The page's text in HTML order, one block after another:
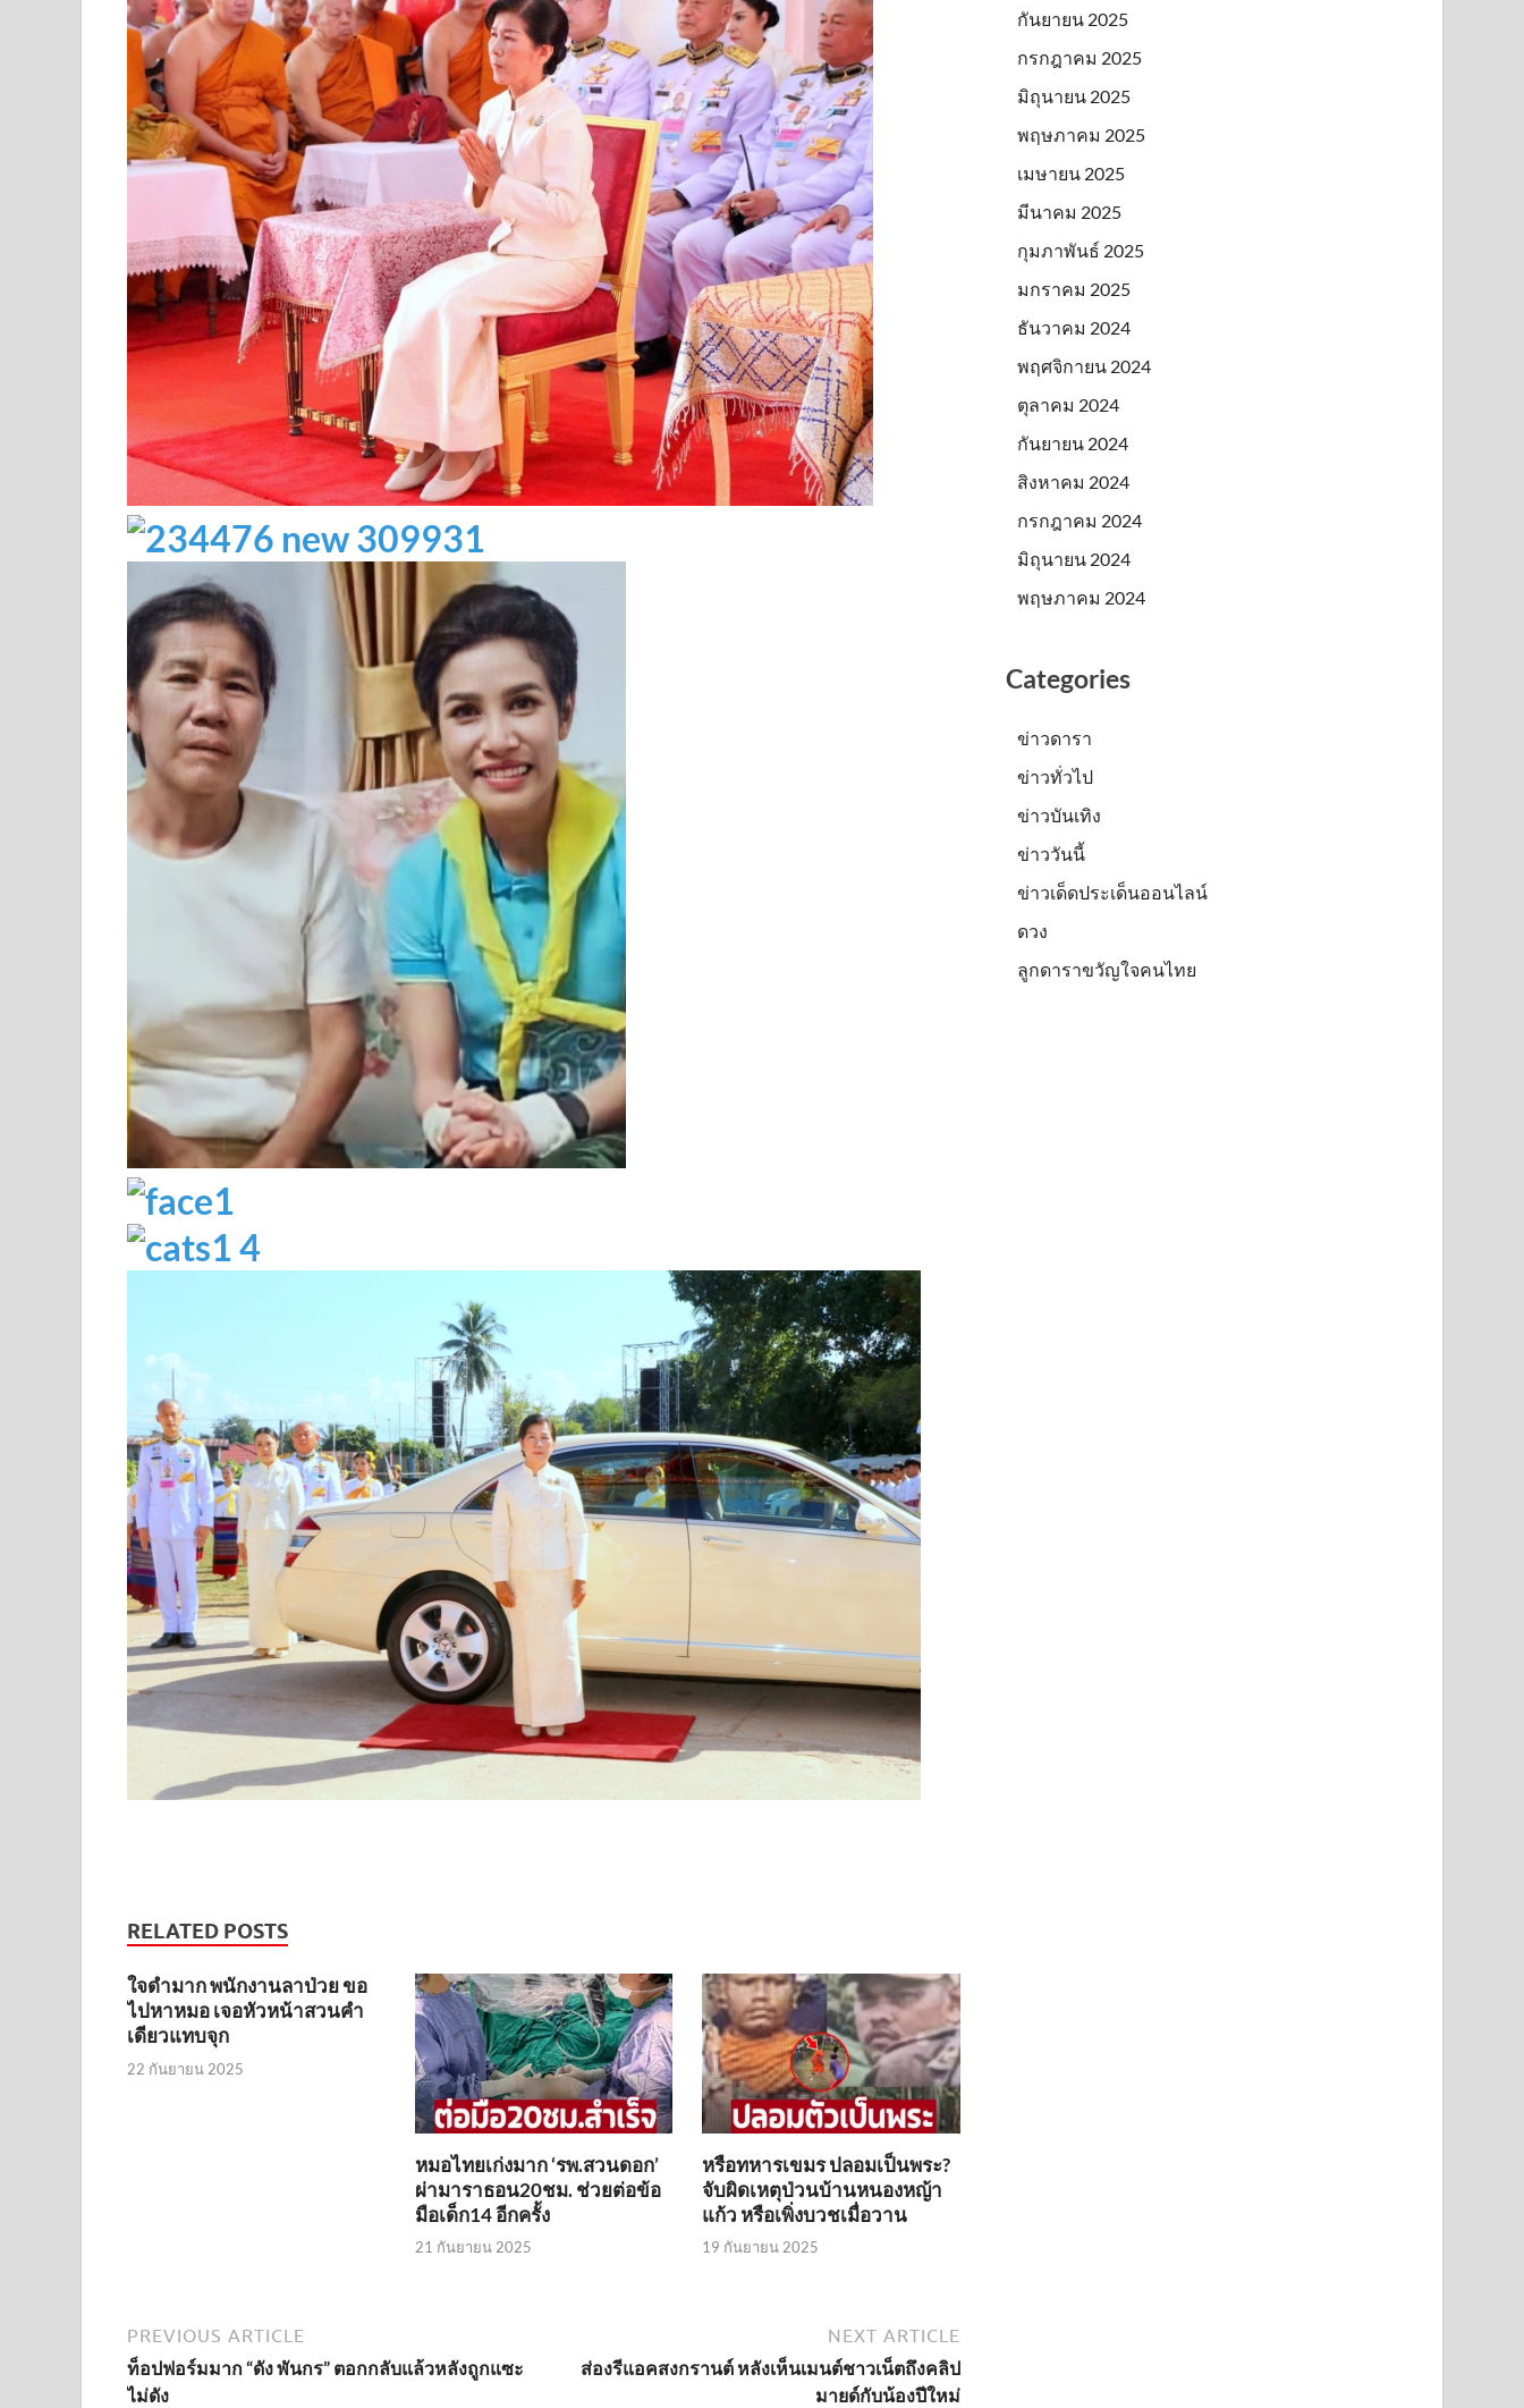
RELATED POSTS
ใจดำมาก พนักงานลาป่วย ขอ
ไปหาหมอ เจอหัวหน้าสวนคำ
เดียวแทบจุก
22 กันยายน 2025
หมอไทยเก่งมาก ‘รพ.สวนดอก’
ผ่ามาราธอน20ชม. ช่วยต่อข้อ
มือเด็ก14 อีกครั้ง
21 กันยายน 2025
หรือทหารเขมร ปลอมเป็นพระ?
จับผิดเหตุป่วนบ้านหนองหญ้า
แก้ว หรือเพิ่งบวชเมื่อวาน
19 กันยายน 2025
PREVIOUS ARTICLE
ท็อปฟอร์มมาก “ดัง พันกร” ตอกกลับแล้วหลังถูกแซะ
ไม่ดัง
NEXT ARTICLE
ส่องรีแอคสงกรานต์ หลังเห็นเมนต์ชาวเน็ตถึงคลิป
มายด์กับน้องปีใหม่
กันยายน 2025
กรกฎาคม 2025
มิถุนายน 2025
พฤษภาคม 2025
เมษายน 2025
มีนาคม 2025
กุมภาพันธ์ 2025
มกราคม 2025
ธันวาคม 2024
พฤศจิกายน 2024
ตุลาคม 2024
กันยายน 2024
สิงหาคม 2024
กรกฎาคม 2024
มิถุนายน 2024
พฤษภาคม 2024
Categories
ข่าวดารา
ข่าวทั่วไป
ข่าวบันเทิง
ข่าววันนี้
ข่าวเด็ดประเด็นออนไลน์
ดวง
ลูกดาราขวัญใจคนไทย